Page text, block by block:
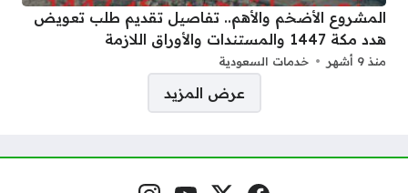
المشروع الأضخم والأهم.. تفاصيل تقديم طلب تعويض
هدد مكة 1447 والمستندات والأوراق اللازمة
منذ 9 أشهر خدمات السعودية
عرض المزيد